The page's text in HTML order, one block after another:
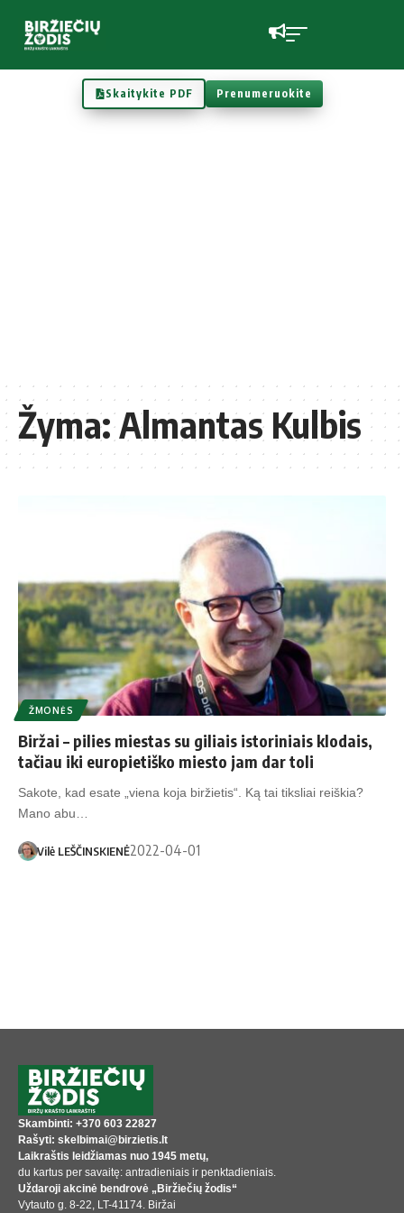
Skaitykite PDF Prenumeruokite
Žyma:Almantas Kulbis
ŽMONĖS
Biržai – pilies miestas su giliais istoriniais klodais,
tačiau iki europietiško miesto jam dar toli
Sakote, kad esate „viena koja biržietis“. Ką tai tiksliai reiškia?
Mano abu…
Vilė LEŠČINSKIENĖ2022-04-01
Skambinti: +370 603 22827
Rašyti: skelbimai@birzietis.lt
Laikraštis leidžiamas nuo 1945 metų,
du kartus per savaitę: antradieniais ir penktadieniais.
Uždaroji akcinė bendrovė „Biržiečių žodis“
Vytauto g. 8-22, LT-41174. Biržai